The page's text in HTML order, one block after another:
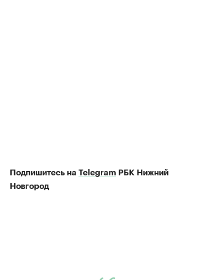
Подпишитесь на Telegram РБК Нижний
Новгород